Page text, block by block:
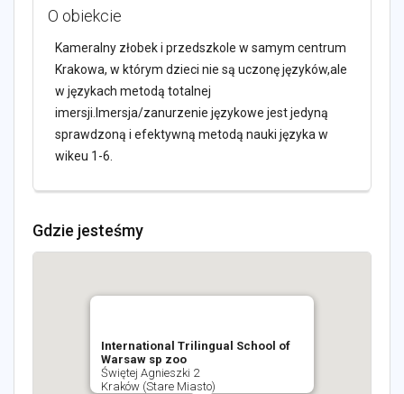
O obiekcie
Kameralny złobek i przedszkole w samym centrum
Krakowa, w którym dzieci nie są uczonę języków,ale
w językach metodą totalnej
imersji.Imersja/zanurzenie językowe jest jedyną
sprawdzoną i efektywną metodą nauki języka w
wikeu 1-6.
Gdzie jesteśmy
International Trilingual School of
Warsaw sp zoo
Świętej Agnieszki 2
Kraków (Stare Miasto)